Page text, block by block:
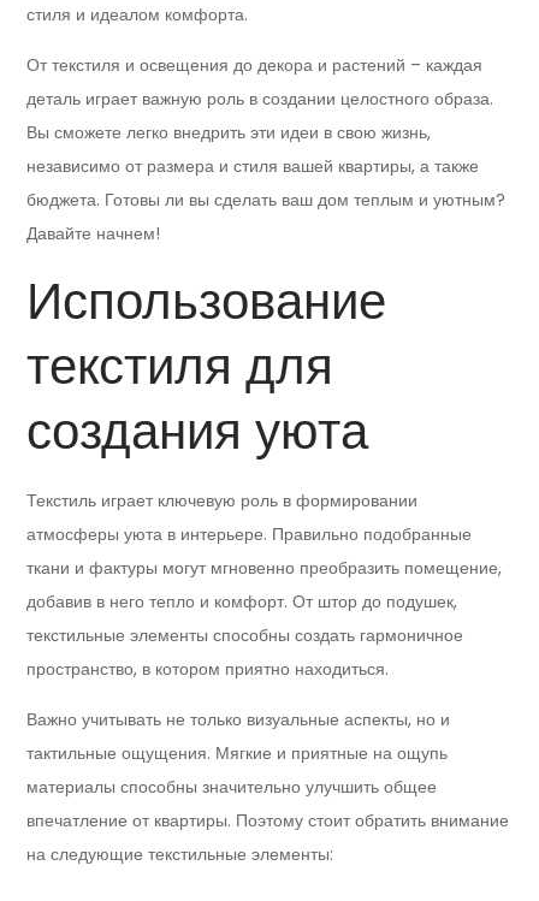
стиля и идеалом комфорта.
От текстиля и освещения до декора и растений – каждая
деталь играет важную роль в создании целостного образа.
Вы сможете легко внедрить эти идеи в свою жизнь,
независимо от размера и стиля вашей квартиры, а также
бюджета. Готовы ли вы сделать ваш дом теплым и уютным?
Давайте начнем!
Использование
текстиля для
создания уюта
Текстиль играет ключевую роль в формировании
атмосферы уюта в интерьере. Правильно подобранные
ткани и фактуры могут мгновенно преобразить помещение,
добавив в него тепло и комфорт. От штор до подушек,
текстильные элементы способны создать гармоничное
пространство, в котором приятно находиться.
Важно учитывать не только визуальные аспекты, но и
тактильные ощущения. Мягкие и приятные на ощупь
материалы способны значительно улучшить общее
впечатление от квартиры. Поэтому стоит обратить внимание
на следующие текстильные элементы: